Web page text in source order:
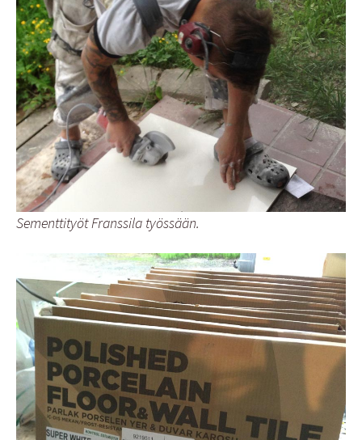
Sementtityöt Franssila työssään.